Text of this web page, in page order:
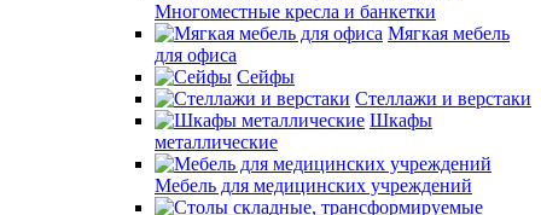
Многоместные кресла и банкетки
Мягкая мебель
для офиса
Сейфы
Стеллажи и верстаки
Шкафы
металлические
Мебель для медицинских учреждений